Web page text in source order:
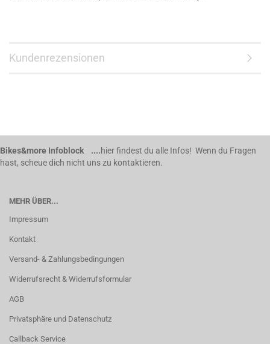
Kundenrezensionen
Bikes&more Infoblock ....hier findest du alle Infos! Wenn du Fragen
hast, scheue dich nicht uns zu kontaktieren.
MEHR ÜBER...
Impressum
Kontakt
Versand- & Zahlungsbedingungen
Widerrufsrecht & Widerrufsformular
AGB
Privatsphäre und Datenschutz
Callback Service